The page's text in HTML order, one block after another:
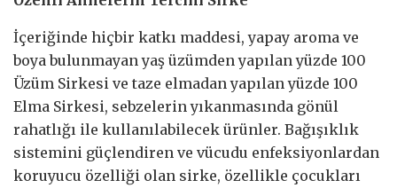
İçeriğinde hiçbir katkı maddesi, yapay aroma ve
boya bulunmayan yaş üzümden yapılan yüzde 100
Üzüm Sirkesi ve taze elmadan yapılan yüzde 100
Elma Sirkesi, sebzelerin yıkanmasında gönül
rahatlığı ile kullanılabilecek ürünler. Bağışıklık
sistemini güçlendiren ve vücudu enfeksiyonlardan
koruyucu özelliği olan sirke, özellikle çocukları